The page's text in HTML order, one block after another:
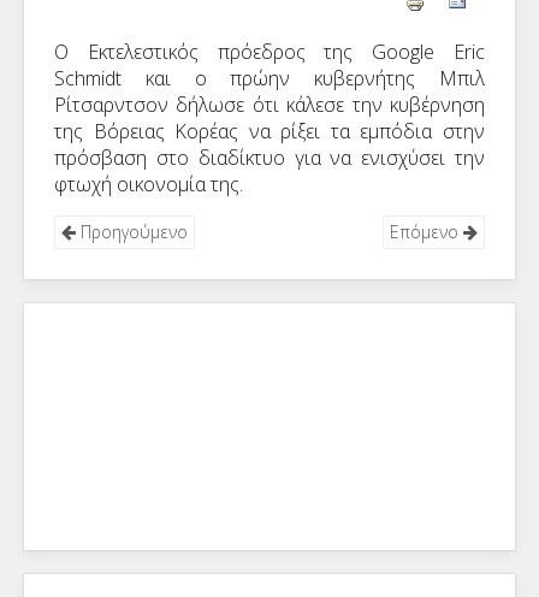
Ο Εκτελεστικός πρόεδρος της Google Eric
Schmidt και ο πρώην κυβερνήτης Μπιλ
Ρίτσαρντσον δήλωσε ότι κάλεσε την κυβέρνηση
της Βόρειας Κορέας να ρίξει τα εμπόδια στην
πρόσβαση στο διαδίκτυο για να ενισχύσει την
φτωχή οικονομία της.
Προηγούμενο Επόμενο